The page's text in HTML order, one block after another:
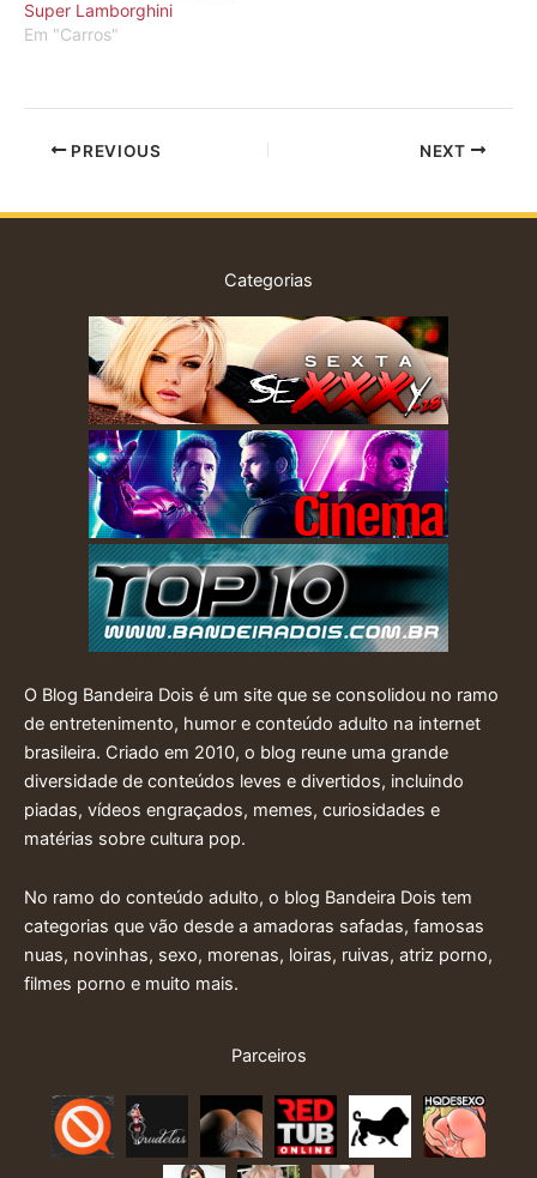
Super Lamborghini
Em "Carros"
PREVIOUS NEXT
Categorias
O Blog Bandeira Dois é um site que se consolidou no ramo
de entretenimento, humor e conteúdo adulto na internet
brasileira. Criado em 2010, o blog reune uma grande
diversidade de conteúdos leves e divertidos, incluindo
piadas, vídeos engraçados, memes, curiosidades e
matérias sobre cultura pop.
No ramo do conteúdo adulto, o blog Bandeira Dois tem
categorias que vão desde a amadoras safadas, famosas
nuas, novinhas, sexo, morenas, loiras, ruivas, atriz porno,
filmes porno e muito mais.
Parceiros